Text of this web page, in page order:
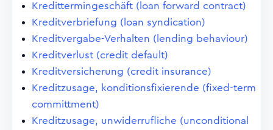
Kredittermingeschäft (loan forward contract)
Kreditverbriefung (loan syndication)
Kreditvergabe-Verhalten (lending behaviour)
Kreditverlust (credit default)
Kreditversicherung (credit insurance)
Kreditzusage, konditionsfixierende (fixed-term
committment)
Kreditzusage, unwiderrufliche (unconditional